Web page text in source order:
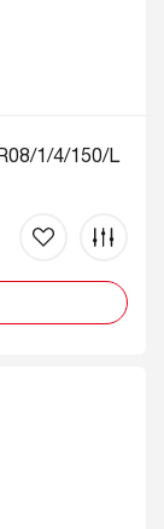
1/4/150/L